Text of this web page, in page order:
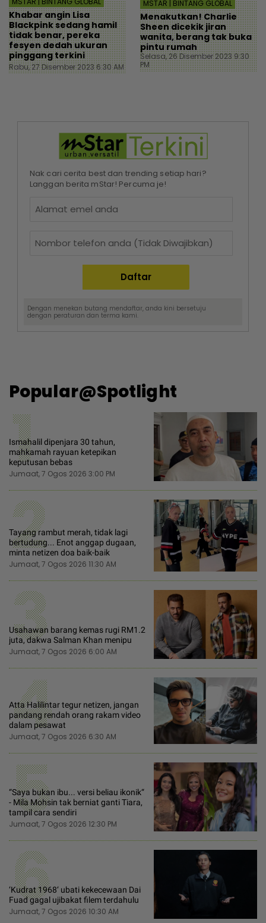
Khabar angin Lisa
Blackpink sedang hamil
tidak benar, pereka
fesyen dedah ukuran
pinggang terkini
Rabu, 27 Disember 2023 6:30 AM
MSTAR | BINTANG GLOBAL
Menakutkan! Charlie
Sheen dicekik jiran
wanita, berang tak buka
pintu rumah
Selasa, 26 Disember 2023 9:30
PM
Nak cari cerita best dan trending setiap hari?
Langgan berita mStar! Percuma je!
Dengan menekan butang mendaftar, anda kini bersetuju
dengan peraturan dan terma kami.
Popular@Spotlight
1
Ismahalil dipenjara 30 tahun,
mahkamah rayuan ketepikan
keputusan bebas
Jumaat, 7 Ogos 2026 3:00 PM
2
Tayang rambut merah, tidak lagi
bertudung... Enot anggap dugaan,
minta netizen doa baik-baik
Jumaat, 7 Ogos 2026 11:30 AM
3
Usahawan barang kemas rugi RM1.2
juta, dakwa Salman Khan menipu
Jumaat, 7 Ogos 2026 6:00 AM
4
Atta Halilintar tegur netizen, jangan
pandang rendah orang rakam video
dalam pesawat
Jumaat, 7 Ogos 2026 6:30 AM
5
“Saya bukan ibu... versi beliau ikonik“
- Mila Mohsin tak berniat ganti Tiara,
tampil cara sendiri
Jumaat, 7 Ogos 2026 12:30 PM
6
‘Kudrat 1968‘ ubati kekecewaan Dai
Fuad gagal ujibakat filem terdahulu
Jumaat, 7 Ogos 2026 10:30 AM